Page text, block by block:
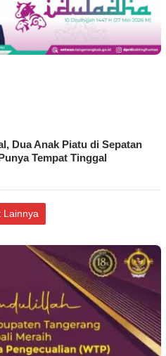
Dua Anak Piatu di Sepatan
Tempat Tinggal
Lainnya